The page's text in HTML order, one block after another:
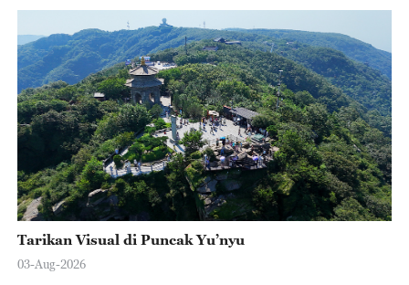
Tarikan Visual di Puncak Yu’nyu
03-Aug-2026